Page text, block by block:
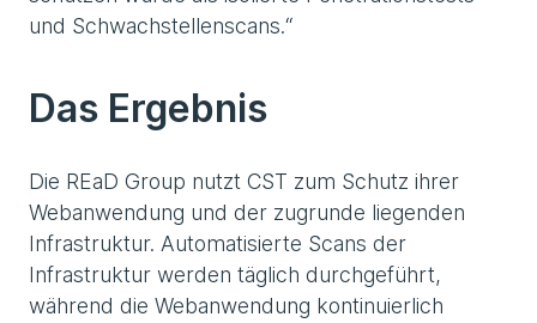
und Schwachstellenscans.“
Das Ergebnis
Die REaD Group nutzt CST zum Schutz ihrer
Webanwendung und der zugrunde liegenden
Infrastruktur. Automatisierte Scans der
Infrastruktur werden täglich durchgeführt,
während die Webanwendung kontinuierlich